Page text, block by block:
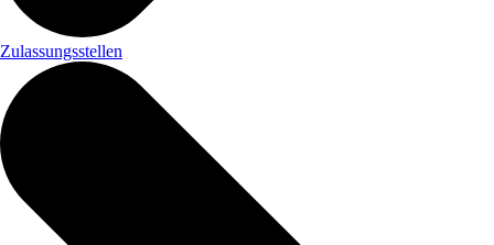
Zulassungsstellen